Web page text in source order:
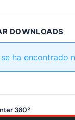
DOWNLOADS
se ha encontrado
360°